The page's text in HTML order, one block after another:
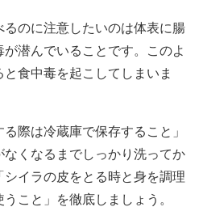
のに注意したいのは体表に腸
潜んでいることです。このよ
食中毒を起こしてしまいま
際は冷蔵庫で保存すること」
なくなるまでしっかり洗ってか
イラの皮をとる時と身を調理
こと」を徹底しましょう。